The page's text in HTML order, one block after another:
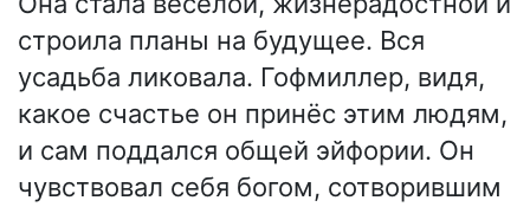
строила планы на будущее. Вся
усадьба ликовала. Гофмиллер, видя,
какое счастье он принёс этим людям,
и сам поддался общей эйфории. Он
чувствовал себя богом, сотворившим